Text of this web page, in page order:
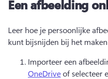
Een afbeelding
Leer hoe je persoonlijke
kunt bijsnijden bij het
Importeer een
OneDrive of selecteer